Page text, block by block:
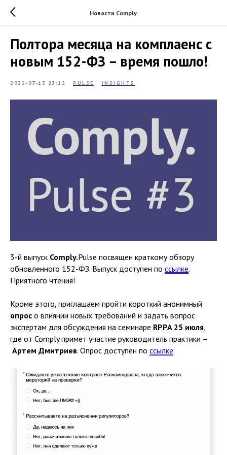
Новости Comply.
Полтора месяца на комплаенс с
новым 152-ФЗ – время пошло!
2022-07-13 23:12 PULSE INSIGHTS
3-й выпуск Comply.Pulse посвящен краткому обзору
обновленного 152-ФЗ. Выпуск доступен по ссылке.
Приятного чтения!
Кроме этого, приглашаем пройти короткий анонимный
опрос о влиянии новых требований и задать вопрос
экспертам для обсуждения на семинаре RPPA 25 июля,
где от Comply примет участие руководитель практики –
Артем Дмитриев. Опрос доступен по ссылке.